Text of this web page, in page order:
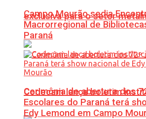
exclusiva para o setor
Codecam lança boletim
Campo Mourão sedia
Macrorregional de
Paraná
Cerimônia de abertura dos
Escolares do Paraná terá
Edy Lemond em Campo